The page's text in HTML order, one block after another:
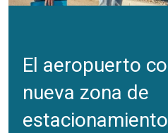
El aeropuerto
nueva zona de